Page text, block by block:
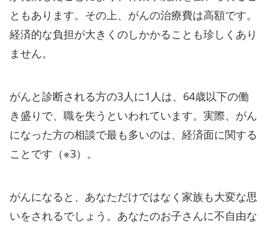
ともあります。その上、がんの治療費は高額です。
経済的な負担が大きくのしかかることも珍しくあり
ません。
がんと診断される方の3人に1人は、64歳以下の働
き盛りで、職を失うといわれています。実際、がん
になった方の相談で最も多いのは、経済面に関する
ことです（※3）。
がんになると、あなただけではなく家族も大変な思
いをされるでしょう。あなたのお子さんに不自由な